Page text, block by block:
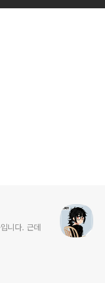
니다. 근데